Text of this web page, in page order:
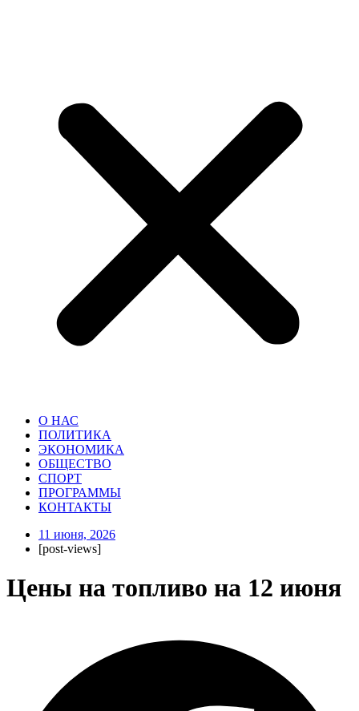
О НАС
ПОЛИТИКА
ЭКОНОМИКА
ОБЩЕСТВО
СПОРТ
ПРОГРАММЫ
КОНТАКТЫ
11 июня, 2026
[post-views]
Цены на топливо на 12 июня